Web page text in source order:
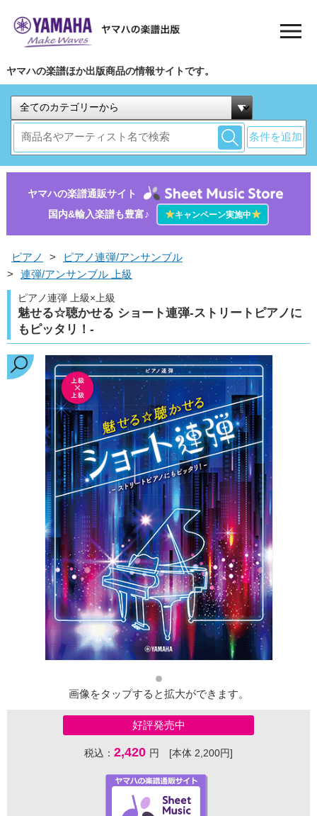
ヤマハの楽譜ほか出版商品の情報サイトです。
条件を追加
ヤマハの楽譜通販サイト
国内&輸入楽譜も豊富♪
★キャンペーン実施中★
ピアノ >
ピアノ連弾/アンサンブル
>
連弾/アンサンブル 上級
ピアノ連弾 上級×上級
魅せる☆聴かせる ショート連弾-ストリートピアノに
もピッタリ！-
画像をタップすると拡大ができます。
好評発売中
税込： 2,420 円 [本体 2,200円]